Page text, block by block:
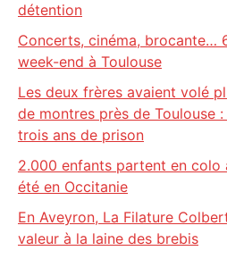
détention
Concerts, cinéma, brocante…
week-end à Toulouse
Les deux frères avaient volé
de montres près de Toulouse
trois ans de prison
2.000 enfants partent en colo
été en Occitanie
En Aveyron, La Filature
valeur à la laine des brebis